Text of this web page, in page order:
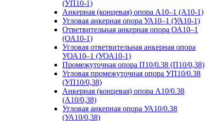
(УП10-1)
Анкерная (концевая) опора А10–1 (А10-1)
Угловая анкерная опора УА10–1 (УА10-1)
Ответвительная анкерная опора ОА10–1
(ОА10-1)
Угловая ответвительная анкерная опора
УОА10–1 (УОА10-1)
Промежуточная опора П10/0.38 (П10/0,38)
Угловая промежуточная опора УП10/0.38
(УП10/0,38)
Анкерная (концевая) опора А10/0.38
(А10/0,38)
Угловая анкерная опора УА10/0.38
(УА10/0,38)